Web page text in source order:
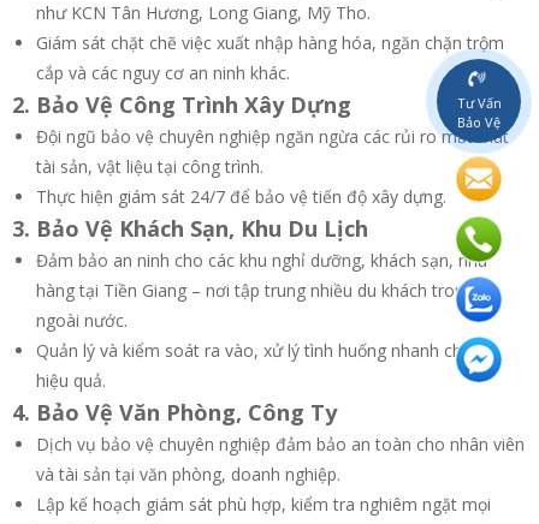
như KCN Tân Hương, Long Giang, Mỹ Tho.
Giám sát chặt chẽ việc xuất nhập hàng hóa, ngăn chặn trộm
cắp và các nguy cơ an ninh khác.
2. Bảo Vệ Công Trình Xây Dựng
Đội ngũ bảo vệ chuyên nghiệp ngăn ngừa các rủi ro mất mát
tài sản, vật liệu tại công trình.
Thực hiện giám sát 24/7 để bảo vệ tiến độ xây dựng.
3. Bảo Vệ Khách Sạn, Khu Du Lịch
Đảm bảo an ninh cho các khu nghỉ dưỡng, khách sạn, nhà
hàng tại Tiền Giang – nơi tập trung nhiều du khách trong và
ngoài nước.
Quản lý và kiểm soát ra vào, xử lý tình huống nhanh chóng,
hiệu quả.
4. Bảo Vệ Văn Phòng, Công Ty
Dịch vụ bảo vệ chuyên nghiệp đảm bảo an toàn cho nhân viên
và tài sản tại văn phòng, doanh nghiệp.
Lập kế hoạch giám sát phù hợp, kiểm tra nghiêm ngặt mọi
Tư Vấn
Bảo Vệ